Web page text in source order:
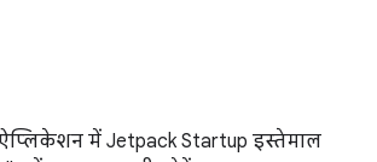
ऐप्लिकेशन में Jetpack Startup इस्तेमाल